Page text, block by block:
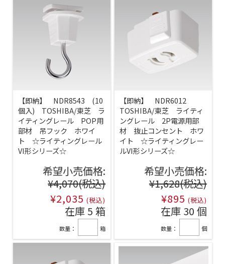
【即納】 NDR8543 (10
個入) TOSHIBA/東芝 ラ
イティングレール POP用
部材 吊フック ホワイ
ト ☆ライティングレール
VI形シリーズ☆
希望小売価格:
¥4,070(税込)
¥2,035 (税込)
在庫 5 箱
数量： 箱
【即納】 NDR6012
TOSHIBA/東芝 ライティ
ングレール 2P電源用部
材 抜止コンセント ホワ
イト ☆ライティングレー
ルVI形シリーズ☆
希望小売価格:
¥1,628(税込)
¥895 (税込)
在庫 30 個
数量： 個